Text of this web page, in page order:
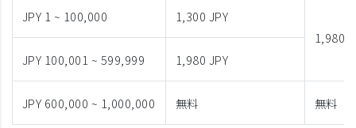
JPY 1 ~ 100,000
1,300 JPY
1,980
JPY 100,001 ~ 599,999
1,980 JPY
JPY 600,000 ~ 1,000,000 無料 無料